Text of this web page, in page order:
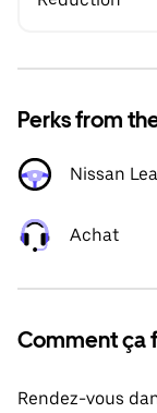
Perks from
Nissan
Achat
Comment ça
Rendez-vous